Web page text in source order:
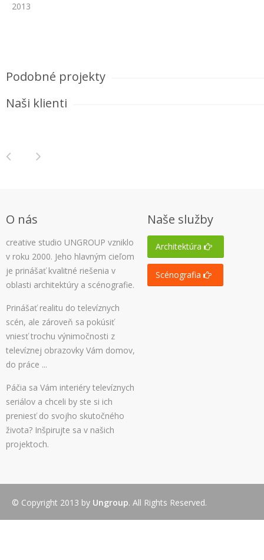
2013
Podobné projekty
Rodinný dom, Most pri
Naši klienti
O nás
creative studio UNGROUP vzniklo
v roku 2000. Jeho hlavným cieľom
je prinášať kvalitné riešenia v
oblasti architektúry a scénografie.
Prinášať realitu do televíznych
scén, ale zároveň sa pokúsiť
vniesť trochu výnimočnosti z
televíznej obrazovky Vám domov,
do práce ...
Páčia sa Vám interiéry televíznych
seriálov a chceli by ste si ich
preniesť do svojho skutočného
života? Inšpirujte sa v našich
projektoch.
Naše služby
Architektúra
Scénografia
© Copyright 2013 by Ungroup. All Rights Reserved.